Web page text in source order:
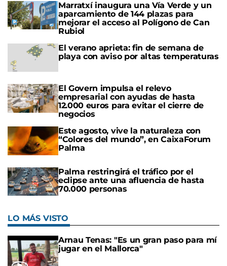
Marratxí inaugura una Vía Verde y un
aparcamiento de 144 plazas para
mejorar el acceso al Polígono de Can
Rubiol
El verano aprieta: fin de semana de
playa con aviso por altas temperaturas
El Govern impulsa el relevo
empresarial con ayudas de hasta
12.000 euros para evitar el cierre de
negocios
Este agosto, vive la naturaleza con
“Colores del mundo”, en CaixaForum
Palma
Palma restringirá el tráfico por el
eclipse ante una afluencia de hasta
70.000 personas
LO MÁS VISTO
Arnau Tenas: "Es un gran paso para mí
jugar en el Mallorca"